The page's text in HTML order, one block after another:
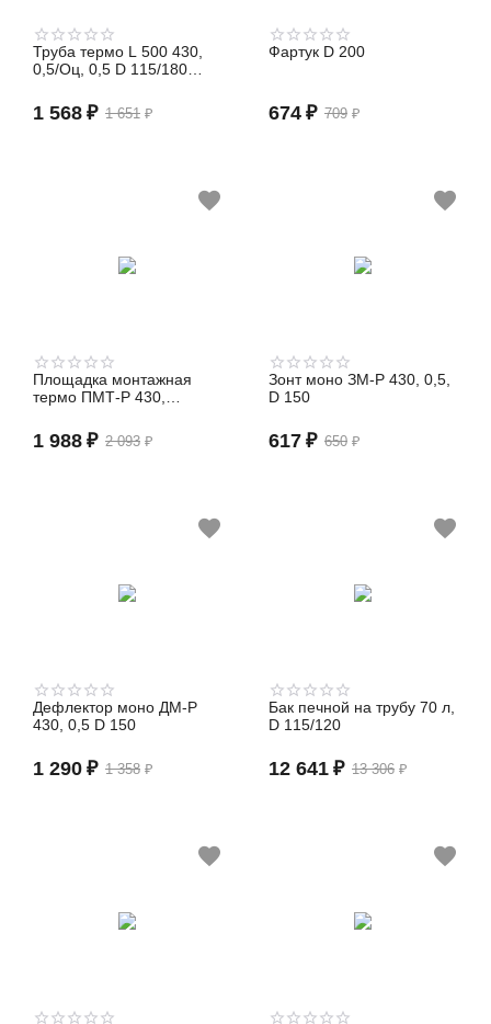
Труба термо L 500 430,
0,5/Оц, 0,5 D 115/180
1 651 ₽
1 568 ₽
Фартук D 200
709 ₽
674 ₽
Площадка монтажная
термо ПМТ-Р 430,
(сэндвич)
2 093 ₽
1 988 ₽
Зонт моно ЗМ-Р 430, 0,5,
D 150
650 ₽
617 ₽
Дефлектор моно ДМ-Р
430, 0,5 D 150
1 358 ₽
1 290 ₽
Бак печной на трубу 70 л,
D 115/120
13 306 ₽
12 641 ₽